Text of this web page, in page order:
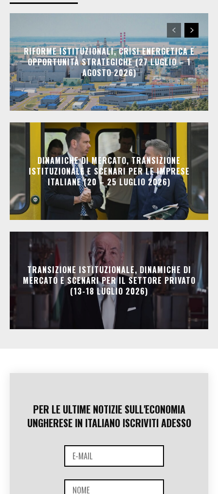
RIFORME ISTITUZIONALI, CRISI ENERGETICA E
OPPORTUNITÀ STRATEGICHE (27 LUGLIO – 1
AGOSTO 2026)
DINAMICHE DI MERCATO, TRANSIZIONE
ISTITUZIONALE E SCENARI PER LE IMPRESE
ITALIANE (20 – 25 LUGLIO 2026)
TRANSIZIONE ISTITUZIONALE, DINAMICHE DI
MERCATO E SCENARI PER IL SETTORE PRIVATO
(13-18 LUGLIO 2026)
PER LE ULTIME NOTIZIE SULL'ECONOMIA
UNGHERESE IN ITALIANO ISCRIVITI ADESSO